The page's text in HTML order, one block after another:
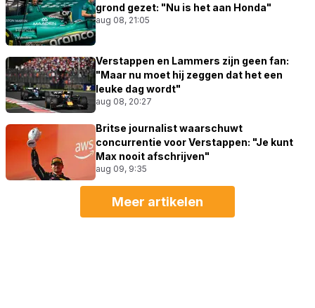
grond gezet: "Nu is het aan Honda"
aug 08, 21:05
Verstappen en Lammers zijn geen fan:
"Maar nu moet hij zeggen dat het een
leuke dag wordt"
aug 08, 20:27
Britse journalist waarschuwt
concurrentie voor Verstappen: "Je kunt
Max nooit afschrijven"
aug 09, 9:35
Meer artikelen